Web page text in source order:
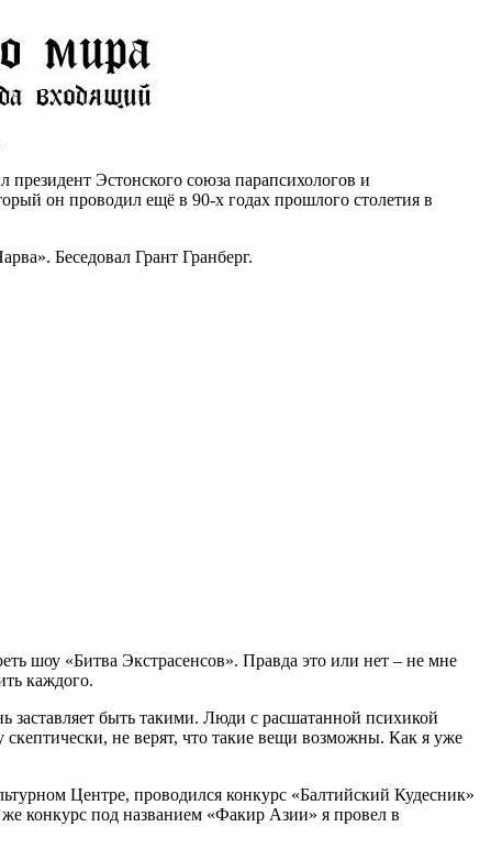
президент Эстонского союза парапсихологов и
он проводил ещё в 90-х годах прошлого столетия в
Беседовал Грант Гранберг.
шоу «Битва Экстрасенсов». Правда это или нет – не мне
каждого.
заставляет быть такими. Люди с расшатанной психикой
не верят, что такие вещи возможны. Как я уже
Центре, проводился конкурс «Балтийский Кудесник»
конкурс под названием «Факир Азии» я провел в